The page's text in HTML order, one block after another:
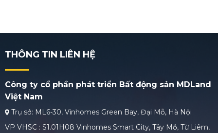
THÔNG TIN LIÊN HỆ
Công ty cổ phần phát triển Bất động sản MDLand
Việt Nam
Trụ sở: ML6-30, Vinhomes Green Bay, Đại Mỗ, Hà Nội
VP VHSC : S1.01H08 Vinhomes Smart City, Tây Mỗ, Từ Liêm,